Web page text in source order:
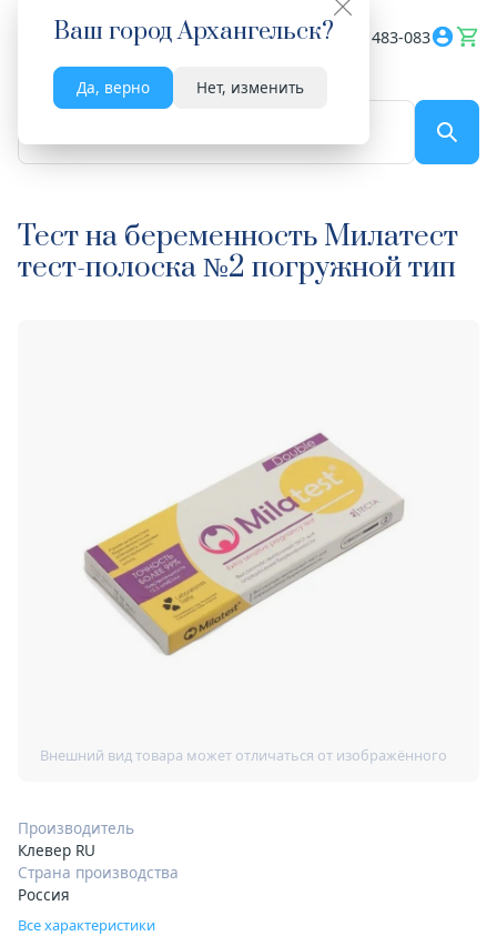
Ваш городАрхангельск?
Да, верно Нет, изменить
Весь сайт 8182 483-083
Тест на беременность Милатест
тест-полоска №2 погружной тип
Производитель
Клевер RU
Страна производства
Россия
Все характеристики